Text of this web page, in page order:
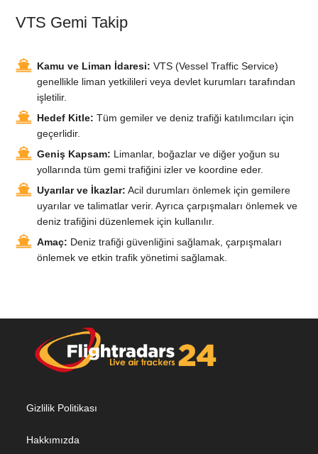
VTS Gemi Takip
Kamu ve Liman İdaresi: VTS (Vessel Traffic Service)
genellikle liman yetkilileri veya devlet kurumları tarafından
işletilir.
Hedef Kitle: Tüm gemiler ve deniz trafiği katılımcıları için
geçerlidir.
Geniş Kapsam: Limanlar, boğazlar ve diğer yoğun su
yollarında tüm gemi trafiğini izler ve koordine eder.
Uyarılar ve İkazlar: Acil durumları önlemek için gemilere
uyarılar ve talimatlar verir. Ayrıca çarpışmaları önlemek ve
deniz trafiğini düzenlemek için kullanılır.
Amaç: Deniz trafiği güvenliğini sağlamak, çarpışmaları
önlemek ve etkin trafik yönetimi sağlamak.
Gizlilik Politikası
Hakkımızda